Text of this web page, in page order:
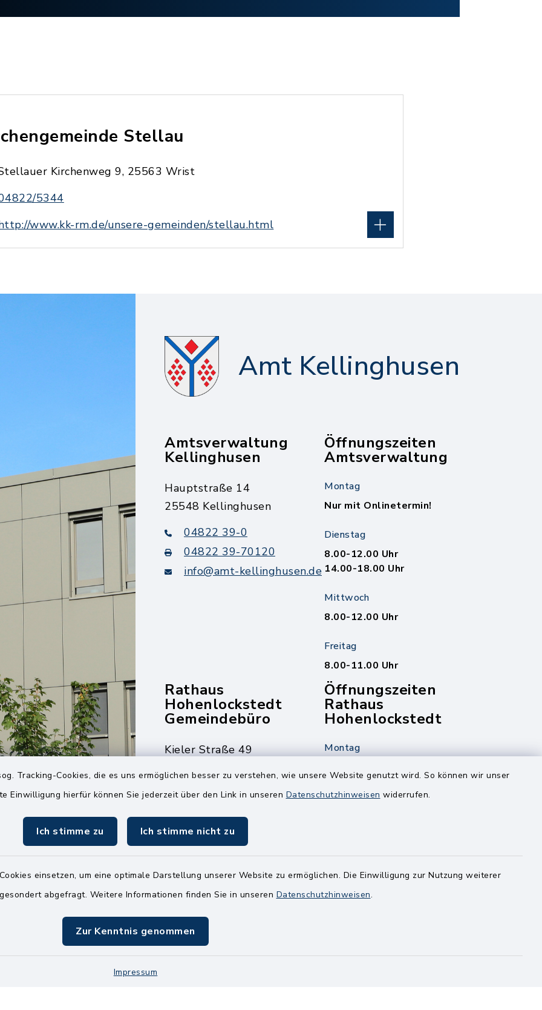
Tracking-Cookies, die es uns ermöglichen besser zu verstehen, wie unsere Website genutzt wird. So können wir unser
Einwilligung hierfür können Sie jederzeit über den Link in unseren Datenschutzhinweisen widerrufen.
Ich stimme zu Ich stimme nicht zu
einsetzen, um eine optimale Darstellung unserer Website zu ermöglichen. Die Einwilligung zur Nutzung weiterer
abgefragt. Weitere Informationen finden Sie in unseren Datenschutzhinweisen.
Zur Kenntnis genommen
Impressum
Stellau
Kirchenweg 9, 25563 Wrist
5344
www.kk-rm.de/unsere-gemeinden/stellau.html
Amt Kellinghusen
Amtsverwaltung
Kellinghusen
Hauptstraße 14
25548 Kellinghusen
04822 39-0
04822 39-70120
info@amt-kellinghusen.de
Öffnungszeiten
Amtsverwaltung
Montag
Nur mit Onlinetermin!
Dienstag
8.00-12.00 Uhr
14.00-18.00 Uhr
Mittwoch
8.00-12.00 Uhr
Freitag
8.00-11.00 Uhr
Rathaus
Hohenlockstedt
Gemeindebüro
Kieler Straße 49
04826 30-0
04826 30-15
info@amt-kellinghusen.de
Öffnungszeiten
Rathaus
Hohenlockstedt
Montag
Dienstag
Mittwoch
8.00-12.00 Uhr